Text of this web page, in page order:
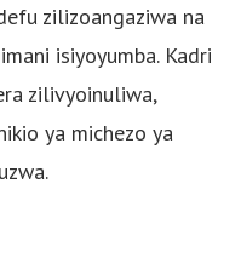
zilizoangaziwa na
isiyoyumba. Kadri
zilivyoinuliwa,
ya michezo ya